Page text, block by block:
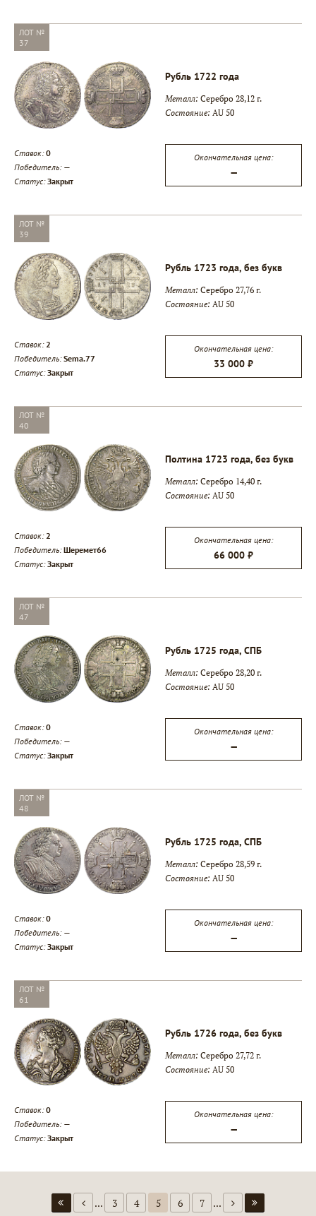
ЛОТ №
37
Рубль 1722 года
Металл: Серебро 28,12 г.
Состояние: AU 50
Ставок:0
Победитель: —
Статус:Закрыт
Окончательная цена:
—
ЛОТ №
39
Рубль 1723 года, без букв
Металл: Серебро 27,76 г.
Состояние: AU 50
Ставок:2
Победитель: Sema.77
Статус:Закрыт
Окончательная цена:
33 000 ₽
ЛОТ №
40
Полтина 1723 года, без букв
Металл: Серебро 14,40 г.
Состояние: AU 50
Ставок:2
Победитель: Шеремет66
Статус:Закрыт
Окончательная цена:
66 000 ₽
ЛОТ №
47
Рубль 1725 года, СПБ
Металл: Серебро 28,20 г.
Состояние: AU 50
Ставок:0
Победитель: —
Статус:Закрыт
Окончательная цена:
—
ЛОТ №
48
Рубль 1725 года, СПБ
Металл: Серебро 28,59 г.
Состояние: AU 50
Ставок:0
Победитель: —
Статус:Закрыт
Окончательная цена:
—
ЛОТ №
61
Рубль 1726 года, без букв
Металл: Серебро 27,72 г.
Состояние: AU 50
Ставок:0
Победитель: —
Статус:Закрыт
Окончательная цена:
—
... 3 4 5 6 7 ...